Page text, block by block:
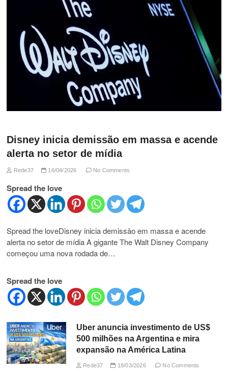
Disney inicia demissão em massa e acende
alerta no setor de mídia
Rede37 16/04/2026 No Comments
Spread the love
Spread the loveDisney inicia demissão em massa e acende
alerta no setor de mídia A gigante The Walt Disney Company
começou uma nova rodada de…
Spread the love
Uber anuncia investimento de US$
500 milhões na Argentina e mira
expansão na América Latina
Rede37 18/03/2026 No Comments